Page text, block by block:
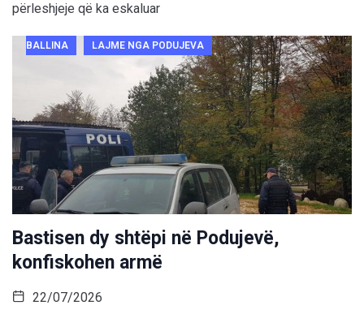
përleshjeje që ka eskaluar
BALLINA LAJME NGA PODUJEVA
Bastisen dy shtëpi në Podujevë,
konfiskohen armë
22/07/2026